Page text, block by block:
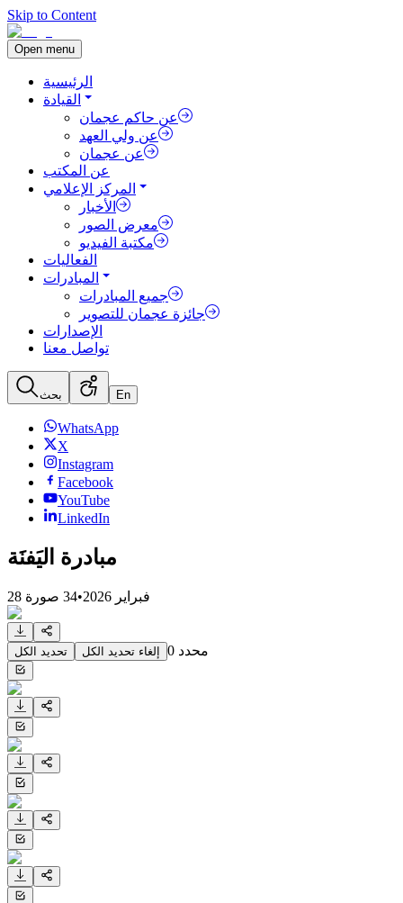
Skip to Content
Open menu
الرئيسية
القيادة
عن حاكم عجمان
عن ولي العهد
عن عجمان
عن المكتب
المركز الإعلامي
الأخبار
معرض الصور
مكتبة الفيديو
الفعاليات
المبادرات
جميع المبادرات
جائزة عجمان للتصوير
الإصدارات
تواصل معنا
بحث En
WhatsApp
X
Instagram
Facebook
YouTube
LinkedIn
مبادرة اليَفنَة
28 فبراير 2026 •
34 صورة
تحديد الكل إلغاء تحديد الكل 0 محدد